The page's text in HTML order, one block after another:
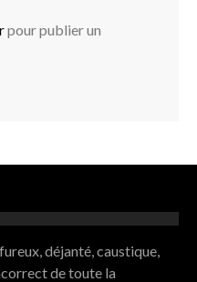
pour publier un
déjanté, caustique,
de toute la